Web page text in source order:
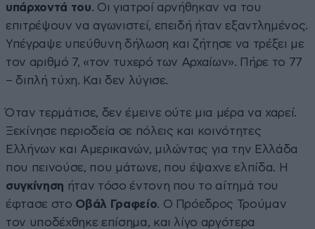
υπάρχοντά του. Οι γιατροί αρνήθηκαν να του
επιτρέψουν να αγωνιστεί, επειδή ήταν εξαντλημένος.
Υπέγραψε υπεύθυνη δήλωση και ζήτησε να τρέξει με
τον αριθμό 7, «τον τυχερό των Αρχαίων». Πήρε το 77
– διπλή τύχη. Και δεν λύγισε.
Όταν τερμάτισε, δεν έμεινε ούτε μια μέρα να χαρεί.
Ξεκίνησε περιοδεία σε πόλεις και κοινότητες
Ελλήνων και Αμερικανών, μιλώντας για την Ελλάδα
που πεινούσε, που μάτωνε, που έψαχνε ελπίδα. Η
συγκίνηση ήταν τόσο έντονη που το αίτημά του
έφτασε στο Οβάλ Γραφείο. Ο Πρόεδρος Τρούμαν
τον υποδέχθηκε επίσημα, και λίγο αργότερα